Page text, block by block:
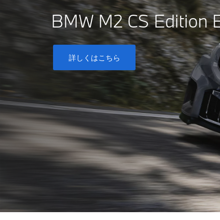
BMW M2 CS Edition
詳しくはこちら